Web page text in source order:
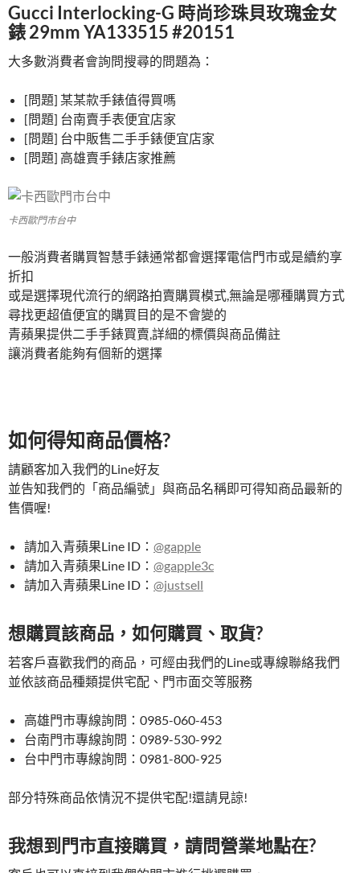
Gucci Interlocking-G 時尚珍珠貝玫瑰金女
錶 29mm YA133515 #20151
大多數消費者會詢問搜尋的問題為：
[問題] 某某款手錶值得買嗎
[問題] 台南賣手表便宜店家
[問題] 台中販售二手手錶便宜店家
[問題] 高雄賣手錶店家推薦
卡西歐門市台中
一般消費者購買智慧手錶通常都會選擇電信門市或是續約享
折扣
或是選擇現代流行的網路拍賣購買模式,無論是哪種購買方式
尋找更超值便宜的購買目的是不會變的
青蘋果提供二手手錶買賣,詳細的標價與商品備註
讓消費者能夠有個新的選擇
如何得知商品價格?
請顧客加入我們的Line好友
並告知我們的「商品編號」與商品名稱即可得知商品最新的
售價喔!
請加入青蘋果Line ID： @gapple
請加入青蘋果Line ID： @gapple3c
請加入青蘋果Line ID： @justsell
想購買該商品，如何購買、取貨?
若客戶喜歡我們的商品，可經由我們的Line或專線聯絡我們
並依該商品種類提供宅配、門市面交等服務
高雄門市專線詢問：0985-060-453
台南門市專線詢問：0989-530-992
台中門市專線詢問：0981-800-925
部分特殊商品依情況不提供宅配!還請見諒!
我想到門市直接購買，請問營業地點在?